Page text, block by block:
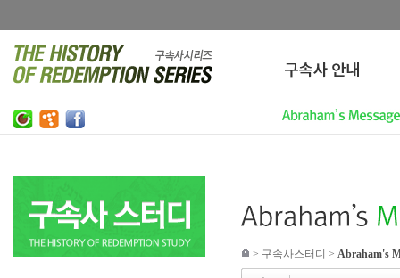
> 구속사스터디 > Abraham's